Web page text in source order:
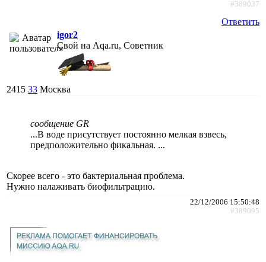
#389037
Ответить
igor2
Свой на Aqa.ru, Советник
2415 33 Москва
сообщение GR
...В воде присутствует постоянно мелкая взвесь,
предположительно фикальная. ...
Скорее всего - это бактериальная проблема.
Нужно налаживать биофильтрацию.
22/12/2006 15:50:48
#389095